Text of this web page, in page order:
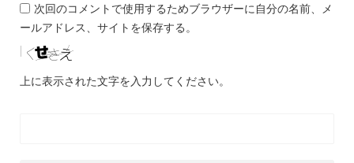
次回のコメントで使用するためブラウザーに自分の名前、メ
ールアドレス、サイトを保存する。
上に表示された文字を入力してください。